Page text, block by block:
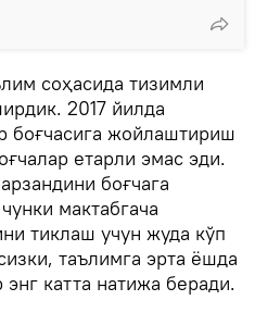
соҳасида тизимли
2017 йилда
боғчасига жойлаштириш
етарли эмас эди.
боғчага
мактабгача
тиклаш учун жуда кўп
таълимга эрта ёшда
катта натижа беради.